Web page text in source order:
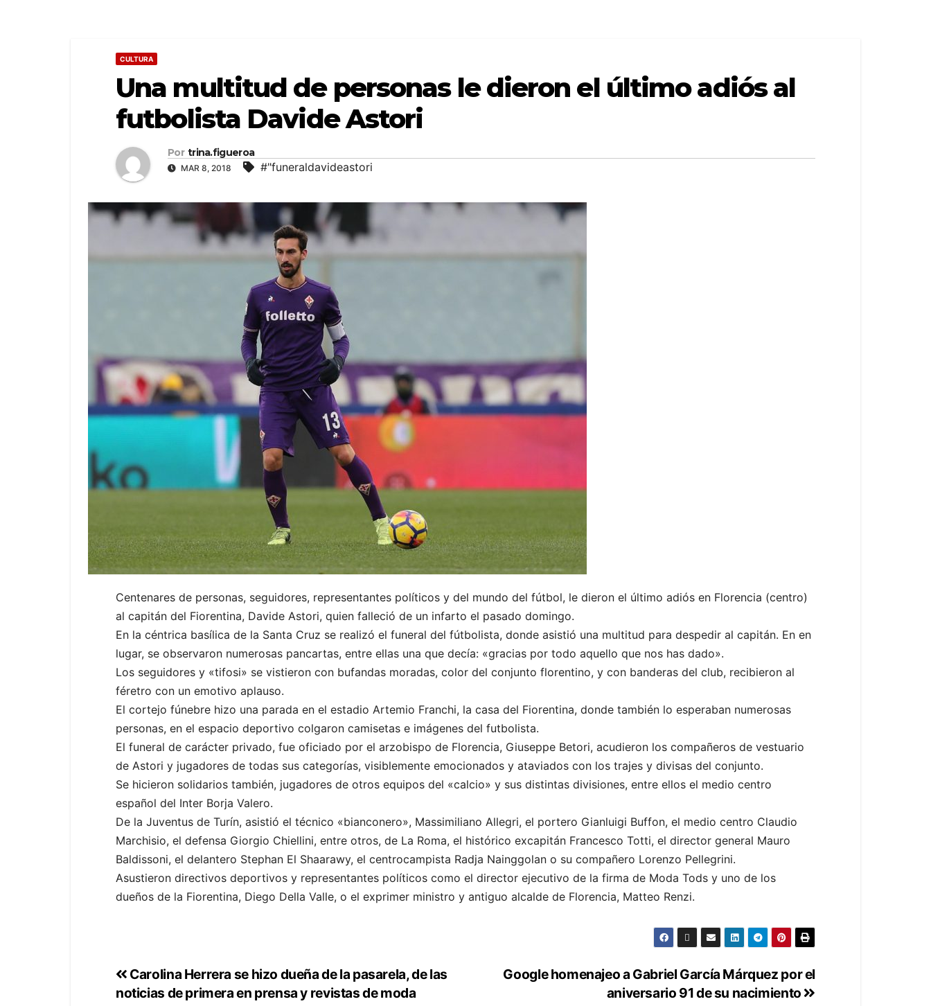
CULTURA
Una multitud de personas le dieron el último adiós al
futbolista Davide Astori
Por trina.figueroa
MAR 8, 2018 #"funeraldavideastori
Centenares de personas, seguidores, representantes políticos y del mundo del fútbol, le dieron el último adiós en Florencia (centro)
al capitán del Fiorentina, Davide Astori, quien falleció de un infarto el pasado domingo.
En la céntrica basílica de la Santa Cruz se realizó el funeral del fútbolista, donde asistió una multitud para despedir al capitán. En en
lugar, se observaron numerosas pancartas, entre ellas una que decía: «gracias por todo aquello que nos has dado».
Los seguidores y «tifosi» se vistieron con bufandas moradas, color del conjunto florentino, y con banderas del club, recibieron al
féretro con un emotivo aplauso.
El cortejo fúnebre hizo una parada en el estadio Artemio Franchi, la casa del Fiorentina, donde también lo esperaban numerosas
personas, en el espacio deportivo colgaron camisetas e imágenes del futbolista.
El funeral de carácter privado, fue oficiado por el arzobispo de Florencia, Giuseppe Betori, acudieron los compañeros de vestuario
de Astori y jugadores de todas sus categorías, visiblemente emocionados y ataviados con los trajes y divisas del conjunto.
Se hicieron solidarios también, jugadores de otros equipos del «calcio» y sus distintas divisiones, entre ellos el medio centro
español del Inter Borja Valero.
De la Juventus de Turín, asistió el técnico «bianconero», Massimiliano Allegri, el portero Gianluigi Buffon, el medio centro Claudio
Marchisio, el defensa Giorgio Chiellini, entre otros, de La Roma, el histórico excapitán Francesco Totti, el director general Mauro
Baldissoni, el delantero Stephan El Shaarawy, el centrocampista Radja Nainggolan o su compañero Lorenzo Pellegrini.
Asustieron directivos deportivos y representantes políticos como el director ejecutivo de la firma de Moda Tods y uno de los
dueños de la Fiorentina, Diego Della Valle, o el exprimer ministro y antiguo alcalde de Florencia, Matteo Renzi.
Google homenajeo a Gabriel García Márquez por el
aniversario 91 de su nacimiento
Carolina Herrera se hizo dueña de la pasarela, de las
noticias de primera en prensa y revistas de moda